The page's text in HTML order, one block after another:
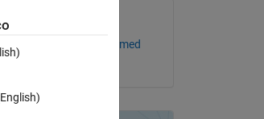
Gadelhag M Omar Mohmed
2019